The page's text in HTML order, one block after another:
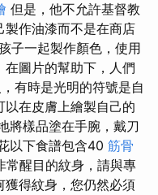
但是，他不允許基督教
作油漆而不是在商店
子一起製作顏色，使用
圖片的幫助下，人們
有時是光明的符號是自
在皮膚上繪製自己的
將樣品塗在手腕，戴刀
以下食譜包含40 筋骨
常醒目的紋身，請與專
得紋身，您仍然必須